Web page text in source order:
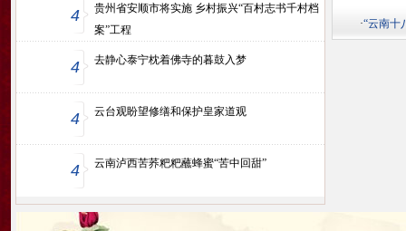
4
贵州省安顺市将实施 乡村振兴“百村志书千村档
案”工程
4 去静心泰宁枕着佛寺的暮鼓入梦
4 云台观盼望修缮和保护皇家道观
4 云南泸西苦荞粑粑蘸蜂蜜“苦中回甜”
·“云南十